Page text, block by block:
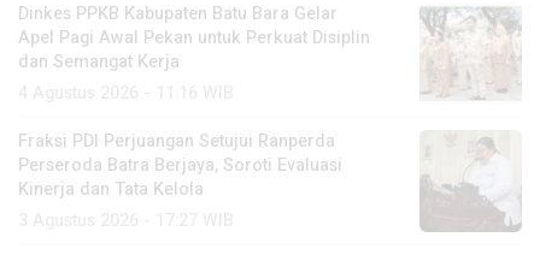
Dinkes PPKB Kabupaten Batu Bara Gelar
Apel Pagi Awal Pekan untuk Perkuat Disiplin
dan Semangat Kerja
Fraksi PDI Perjuangan Setujui Ranperda
Perseroda Batra Berjaya, Soroti Evaluasi
Kinerja dan Tata Kelola